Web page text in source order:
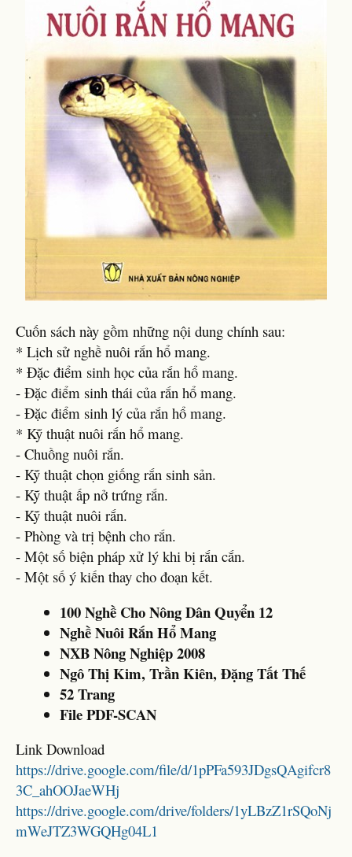
Cuốn sách này gồm những nội dung chính sau:
* Lịch sử nghề nuôi rắn hổ mang.
* Đặc điểm sinh học của rắn hổ mang.
- Đặc điểm sinh thái của rắn hổ mang.
- Đặc điểm sinh lý của rắn hổ mang.
* Kỹ thuật nuôi rắn hổ mang.
- Chuồng nuôi rắn.
- Kỹ thuật chọn giống rắn sinh sản.
- Kỹ thuật ấp nở trứng rắn.
- Kỹ thuật nuôi rắn.
- Phòng và trị bệnh cho rắn.
- Một số biện pháp xử lý khi bị rắn cắn.
- Một số ý kiến thay cho đoạn kết.
100 Nghề Cho Nông Dân Quyển 12
Nghề Nuôi Rắn Hổ Mang
NXB Nông Nghiệp 2008
Ngô Thị Kim, Trần Kiên, Đặng Tất Thế
52 Trang
File PDF-SCAN
Link Download
https://drive.google.com/file/d/1pPFa593JDgsQAgifcr8
3C_ahOOJaeWHj
https://drive.google.com/drive/folders/1yLBzZ1rSQoNj
mWeJTZ3WGQHg04L1